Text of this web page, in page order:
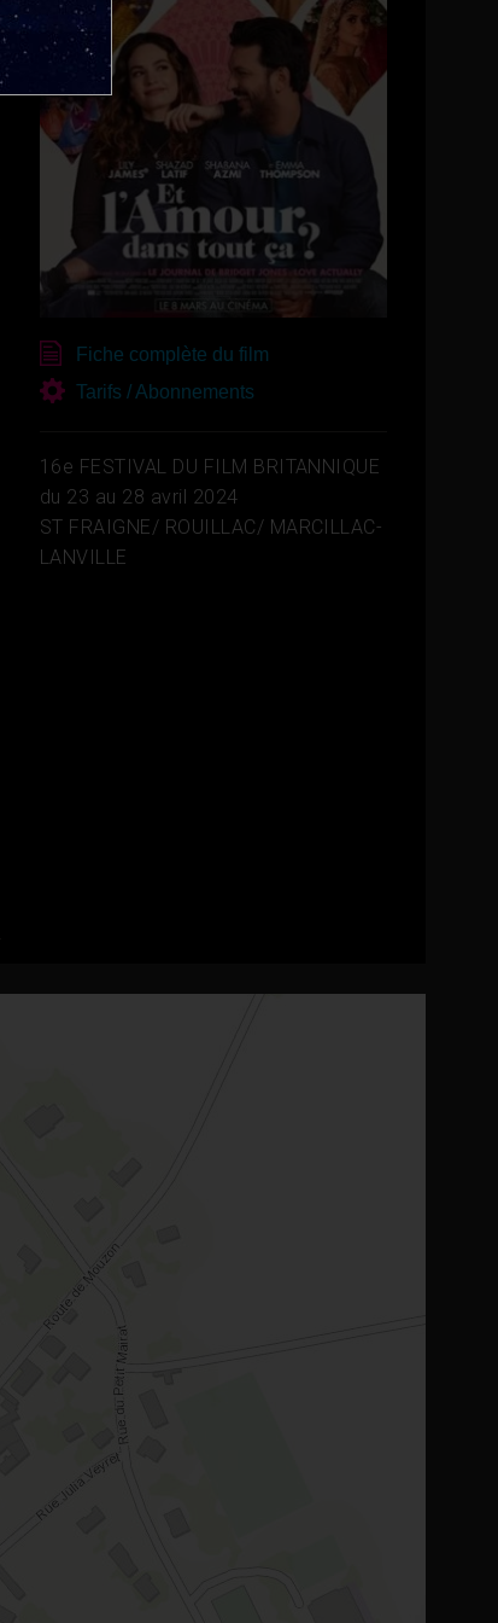
Fiche complète du film
Tarifs / Abonnements
16e FESTIVAL DU FILM BRITANNIQUE
du 23 au 28 avril 2024
ST FRAIGNE/ ROUILLAC/ MARCILLAC-
LANVILLE